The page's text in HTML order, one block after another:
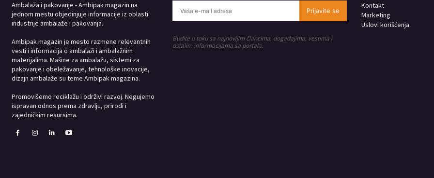
Ambalaža i pakovanje - Ambipak magazin na
jednom mestu objedinjuje informacije iz oblasti
industrije ambalaže i pakovanja.
Ambipak magazin je mesto razmene relevantnih
vesti i informacija o ambalaži i ambalažnim
materijalima. Mašine za ambalažu, sistemi za
pakovanje i obeležavanje, tehnološke inovacije,
dizajn ambalaže su teme Ambipak magazina.
Promovišemo reciklažu i održivi razvoj. Negujemo
ispravan odnos prema zdravlju, prirodi i
zajedničkim resursima.
Prijavite se
Budite u toku sa najnovijim člancima, događajima, vestima i
ostalim informacijama sa portala.
Kontakt
Marketing
Uslovi korišćenja